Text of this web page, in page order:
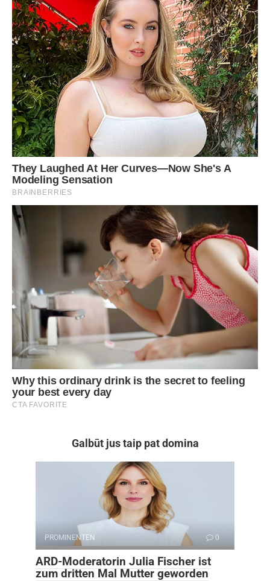
Galbūt jus taip pat domina
PROMINENTEN 0
ARD-Moderatorin Julia Fischer ist
zum dritten Mal Mutter geworden